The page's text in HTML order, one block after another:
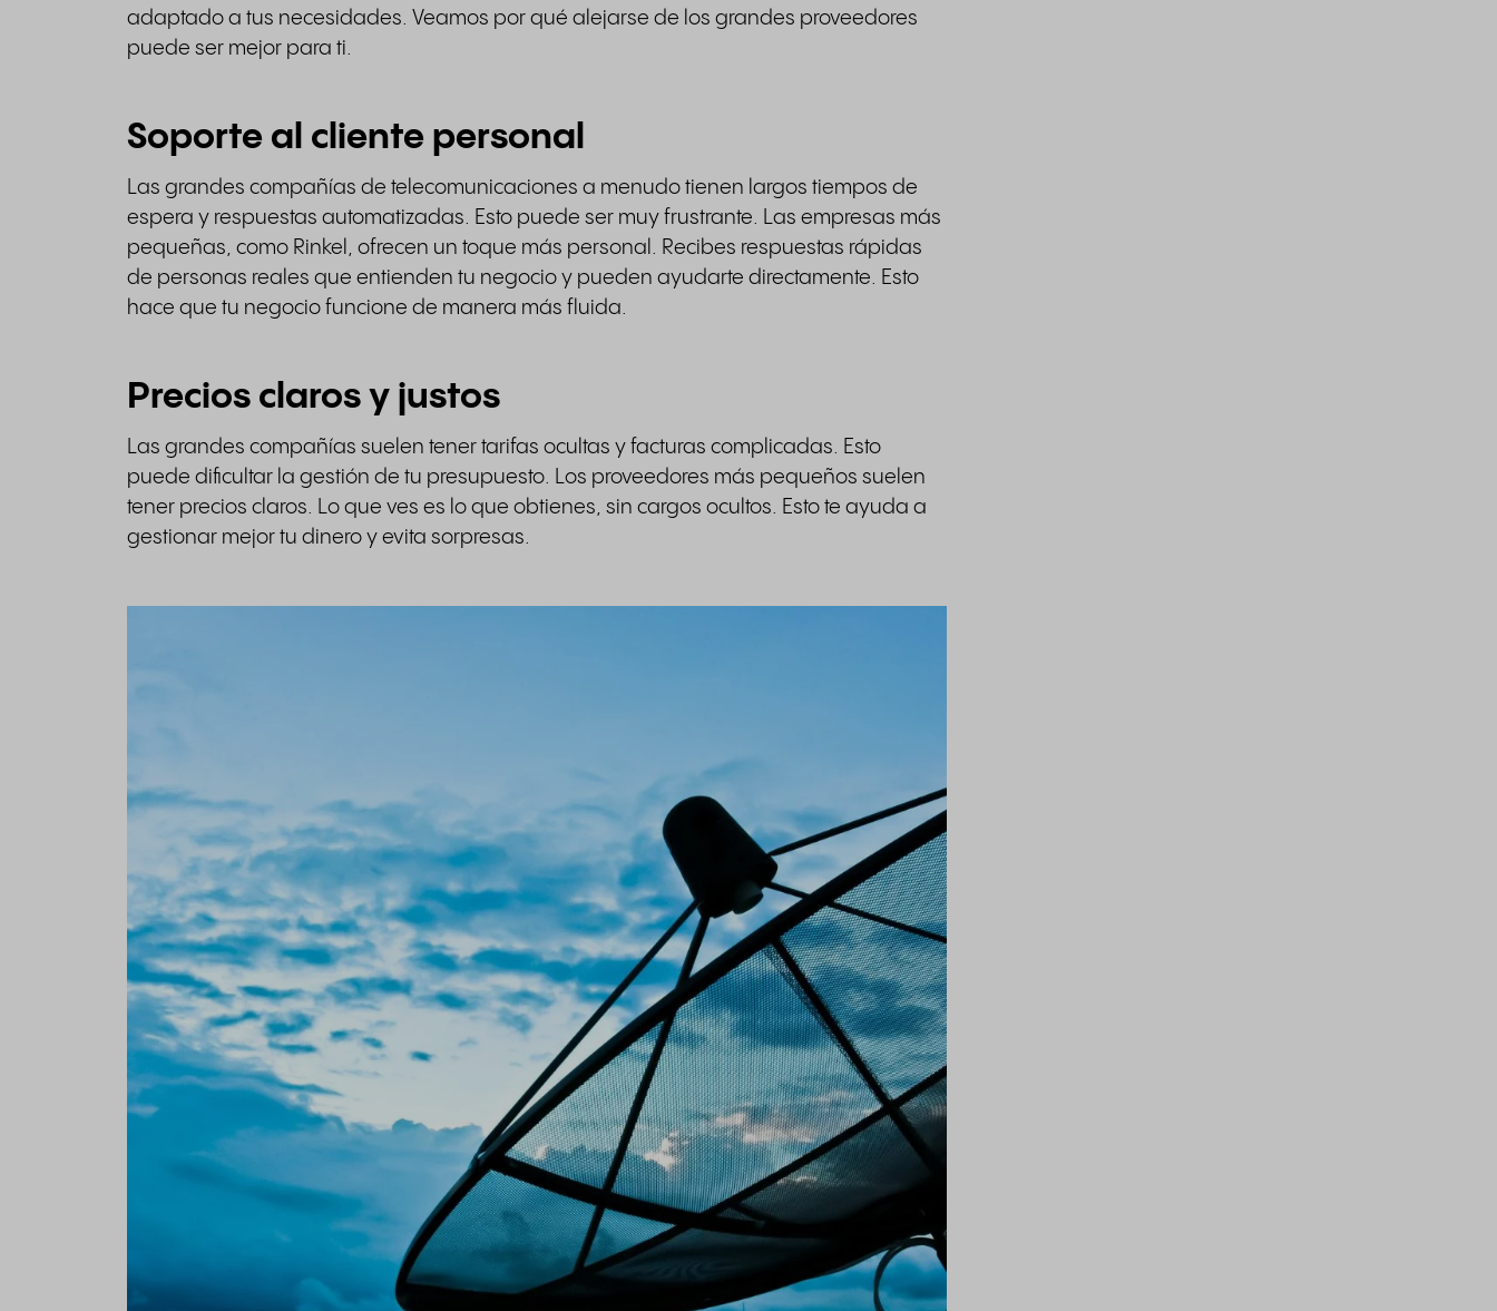
adaptado a tus necesidades. Veamos por qué alejarse de los grandes proveedores
puede ser mejor para ti.
Soporte al cliente personal
Las grandes compañías de telecomunicaciones a menudo tienen largos tiempos de
espera y respuestas automatizadas. Esto puede ser muy frustrante. Las empresas más
pequeñas, como Rinkel, ofrecen un toque más personal. Recibes respuestas rápidas
de personas reales que entienden tu negocio y pueden ayudarte directamente. Esto
hace que tu negocio funcione de manera más fluida.
Precios claros y justos
Las grandes compañías suelen tener tarifas ocultas y facturas complicadas. Esto
puede dificultar la gestión de tu presupuesto. Los proveedores más pequeños suelen
tener precios claros. Lo que ves es lo que obtienes, sin cargos ocultos. Esto te ayuda a
gestionar mejor tu dinero y evita sorpresas.